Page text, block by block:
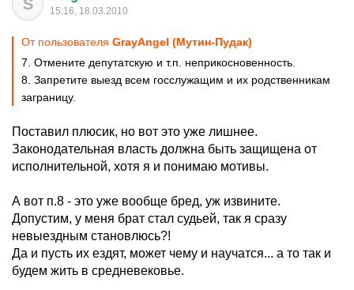
S 15:16, 18.03.2010
От пользователя GrауАngеl (Мутин-Пудак)
7. Отмените депутатскую и т.п. неприкосновенность.
8. Запретите выезд всем госслужащим и их родственникам
заграницу.
Поставил плюсик, но вот это уже лишнее.
Законодательная власть должна быть защищена от
исполнительной, хотя я и понимаю мотивы.
А вот п.8 - это уже вообще бред, уж извините.
Допустим, у меня брат стал судьей, так я сразу
невыездным становлюсь?!
Да и пусть их ездят, может чему и научатся... а то так и
будем жить в средневековье.